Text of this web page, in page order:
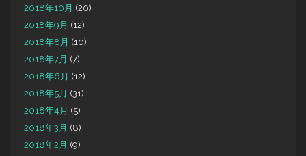
2018年10月 (20)
2018年9月 (12)
2018年8月 (10)
2018年7月 (7)
2018年6月 (12)
2018年5月 (31)
2018年4月 (5)
2018年3月 (8)
2018年2月 (9)